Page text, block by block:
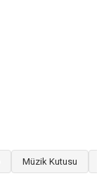
Müzik Kutusu